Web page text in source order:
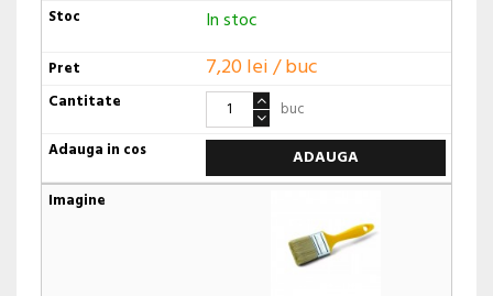
In stoc
7,20 lei / buc
buc
ADAUGA